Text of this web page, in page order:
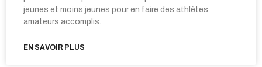
jeunes et moins jeunes pour en faire des athlètes
amateurs accomplis.
EN SAVOIR PLUS